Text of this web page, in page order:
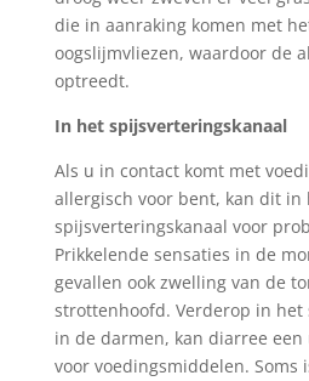
die in aanraking komen met
oogslijmvliezen, waardoor de
optreedt.
In het spijsverteringskanaal
Als u in contact komt met
allergisch voor bent, kan dit in
spijsverteringskanaal voor
Prikkelende sensaties in de
gevallen ook zwelling van de
strottenhoofd. Verderop in het
in de darmen, kan diarree
voor voedingsmiddelen. Soms